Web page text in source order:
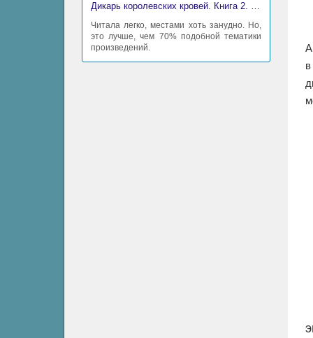
Дикарь королевских кровей. Книга 2. Леди-фаворитка - Анна Сергеевна Гаврилова
Читала легко, местами хоть занудно. Но,
это лучше, чем 70% подобной тематики
произведений.